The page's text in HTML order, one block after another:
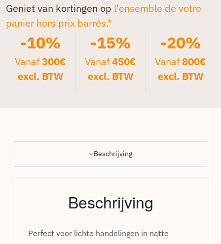
Geniet van kortingen op l'ensemble de votre
panier hors prix barrés.*
-10%
Vanaf300€
excl. BTW
-15%
Vanaf450€
excl. BTW
-20%
Vanaf800€
excl. BTW
Beschrijving
Beschrijving
Perfect voor lichte handelingen in natte